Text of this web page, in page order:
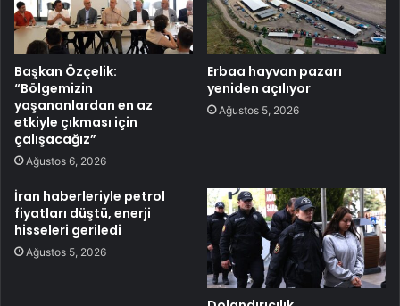
Başkan Özçelik:
“Bölgemizin
yaşananlardan en az
etkiyle çıkması için
çalışacağız”
Ağustos 6, 2026
Erbaa hayvan pazarı
yeniden açılıyor
Ağustos 5, 2026
İran haberleriyle petrol
fiyatları düştü, enerji
hisseleri geriledi
Ağustos 5, 2026